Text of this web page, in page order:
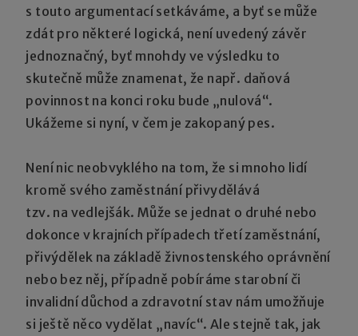
s touto argumentací setkáváme, a byť se může
zdát pro některé logická, není uvedený závěr
jednoznačný, byť mnohdy ve výsledku to
skutečně může znamenat, že např. daňová
povinnost na konci roku bude „nulová“.
Ukážeme si nyní, v čem je zakopaný pes.
Není nic neobvyklého na tom, že si mnoho lidí
kromě svého zaměstnání přivydělává
tzv. na vedlejšák. Může se jednat o druhé nebo
dokonce v krajních případech třetí zaměstnání,
přivýdělek na základě živnostenského oprávnění
nebo bez něj, případně pobíráme starobní či
invalidní důchod a zdravotní stav nám umožňuje
si ještě něco vydělat „navíc“. Ale stejně tak, jak